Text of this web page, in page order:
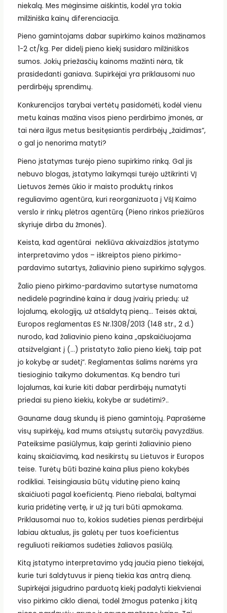
niekalą. Mes mėginsime aiškintis, kodėl yra tokia
milžiniška kainų diferenciacija.
Pieno gamintojams dabar supirkimo kainos mažinamos
1-2 ct/kg. Per didelį pieno kiekį susidaro milžiniškos
sumos. Jokių priežasčių kainoms mažinti nėra, tik
prasidedanti ganiava. Supirkėjai yra priklausomi nuo
perdirbėjų sprendimų.
Konkurencijos tarybai vertėtų pasidomėti, kodėl vienu
metu kainas mažina visos pieno perdirbimo įmonės, ar
tai nėra ilgus metus besitęsiantis perdirbėjų „žaidimas“,
o gal jo nenorima matyti?
Pieno įstatymas turėjo pieno supirkimo rinką. Gal jis
nebuvo blogas, įstatymo laikymąsi turėjo užtikrinti VĮ
Lietuvos žemės ūkio ir maisto produktų rinkos
reguliavimo agentūra, kuri reorganizuota į VšĮ Kaimo
verslo ir rinkų plėtros agentūrą (Pieno rinkos priežiūros
skyriuje dirba du žmonės).
Keista, kad agentūrai nekliūva akivaizdžios įstatymo
interpretavimo ydos – iškreiptos pieno pirkimo-
pardavimo sutartys, žaliavinio pieno supirkimo sąlygos.
Žalio pieno pirkimo-pardavimo sutartyse numatoma
nedidelė pagrindinė kaina ir daug įvairių priedų: už
lojalumą, ekologiją, už atšaldytą pieną… Teisės aktai,
Europos reglamentas ES Nr.1308/2013 (148 str., 2 d.)
nurodo, kad žaliavinio pieno kaina „apskaičiuojama
atsižvelgiant į (…) pristatyto žalio pieno kiekį, taip pat
jo kokybę ar sudėtį“. Reglamentas šalims narėms yra
tiesioginio taikymo dokumentas. Ką bendro turi
lojalumas, kai kurie kiti dabar perdirbėjų numatyti
priedai su pieno kiekiu, kokybe ar sudėtimi?..
Gauname daug skundų iš pieno gamintojų. Paprašėme
visų supirkėjų, kad mums atsiųstų sutarčių pavyzdžius.
Pateiksime pasiūlymus, kaip gerinti žaliavinio pieno
kainų skaičiavimą, kad nesikirstų su Lietuvos ir Europos
teise. Turėtų būti bazinė kaina plius pieno kokybės
rodikliai. Teisingiausia būtų vidutinę pieno kainą
skaičiuoti pagal koeficientą. Pieno riebalai, baltymai
kuria pridėtinę vertę, ir už ją turi būti apmokama.
Priklausomai nuo to, kokios sudėties pienas perdirbėjui
labiau aktualus, jis galėtų per tuos koeficientus
reguliuoti reikiamos sudėties žaliavos pasiūlą.
Kitą įstatymo interpretavimo ydą jaučia pieno tiekėjai,
kurie turi šaldytuvus ir pieną tiekia kas antrą dieną.
Supirkėjai įsigudrino parduotą kiekį padalyti kiekvienai
viso pirkimo ciklo dienai, todėl žmogus patenka į kitą